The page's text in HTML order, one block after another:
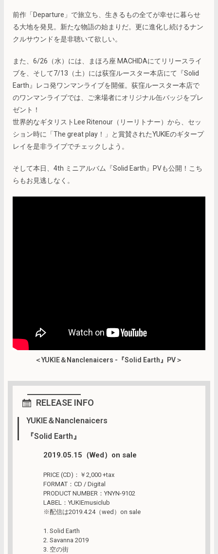
前作「Departure」で旅立ち、生きるもの全てが幸せに暮らせ
る大地を発見。新たな物語の始まりだ。更に進化し続けるナン
クルサウンドを是非聴いて欲しい。
また、6/26（水）には、まほろ座 MACHIDAにてリリースライ
ブを、そして7/13（土）には荻窪ルースター本店にて『Solid
Earth』レコ発ワンマンライブを開催。荻窪ルースター本店で
のワンマンライブでは、ご来場者にオリジナル缶バッジをプレ
ゼント！
世界的なギタリストLee Ritenour（リーリトナー）から、セッ
ション時に「The great play！」と賞賛されたYUKIEのギタープ
レイを是非ライブでチェックしよう。
そして本日、4th ミニアルバム『Solid Earth』PVも公開！こち
らもお見逃しなく。
＜YUKIE＆Nanclenaicers -『Solid Earth』PV＞
RELEASE INFO
YUKIE＆Nanclenaicers
『Solid Earth』
2019.05.15（Wed）on sale
PRICE (CD)：￥2,000 +tax
FORMAT：CD / Digital
PRODUCT NUMBER：YNYN-9102
LABEL：YUKIEmusiclub
※配信は2019.4.24（wed）on sale
1. Solid Earth
2. Savanna 2019
3. 空の街